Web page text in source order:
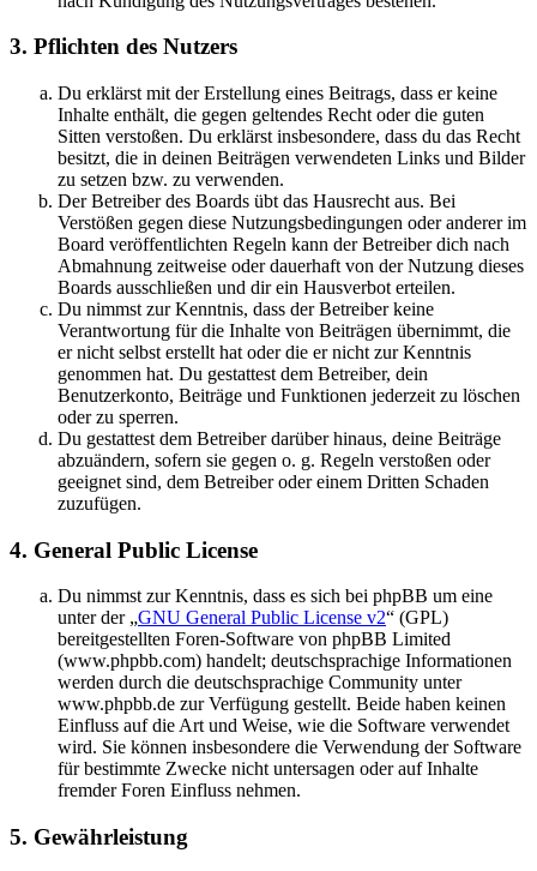
3. Pflichten des Nutzers
Du erklärst mit der Erstellung eines Beitrags, dass er keine
Inhalte enthält, die gegen geltendes Recht oder die guten
Sitten verstoßen. Du erklärst insbesondere, dass du das Recht
besitzt, die in deinen Beiträgen verwendeten Links und Bilder
zu setzen bzw. zu verwenden.
Der Betreiber des Boards übt das Hausrecht aus. Bei
Verstößen gegen diese Nutzungsbedingungen oder anderer im
Board veröffentlichten Regeln kann der Betreiber dich nach
Abmahnung zeitweise oder dauerhaft von der Nutzung dieses
Boards ausschließen und dir ein Hausverbot erteilen.
Du nimmst zur Kenntnis, dass der Betreiber keine
Verantwortung für die Inhalte von Beiträgen übernimmt, die
er nicht selbst erstellt hat oder die er nicht zur Kenntnis
genommen hat. Du gestattest dem Betreiber, dein
Benutzerkonto, Beiträge und Funktionen jederzeit zu löschen
oder zu sperren.
Du gestattest dem Betreiber darüber hinaus, deine Beiträge
abzuändern, sofern sie gegen o. g. Regeln verstoßen oder
geeignet sind, dem Betreiber oder einem Dritten Schaden
zuzufügen.
4. General Public License
Du nimmst zur Kenntnis, dass es sich bei phpBB um eine
unter der „GNU General Public License v2“ (GPL)
bereitgestellten Foren-Software von phpBB Limited
(www.phpbb.com) handelt; deutschsprachige Informationen
werden durch die deutschsprachige Community unter
www.phpbb.de zur Verfügung gestellt. Beide haben keinen
Einfluss auf die Art und Weise, wie die Software verwendet
wird. Sie können insbesondere die Verwendung der Software
für bestimmte Zwecke nicht untersagen oder auf Inhalte
fremder Foren Einfluss nehmen.
5. Gewährleistung